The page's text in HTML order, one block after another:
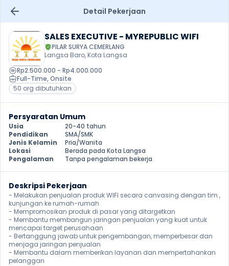
Detail Pekerjaan
SALES EXECUTIVE - MYREPUBLIC WIFI
PILAR SURYA CEMERLANG
Langsa Baro, Kota Langsa
Rp2.500.000 - Rp4.000.000
Full-Time, Onsite
50 org dibutuhkan
Persyaratan Umum
Usia
20-40 tahun
Pendidikan
SMA/SMK
Jenis Kelamin
Pria/Wanita
Lokasi
Berada pada Kota Langsa
Pengalaman
Tanpa pengalaman bekerja
Deskripsi Pekerjaan
- Melakukan penjualan produk WIFI secara canvasing dengan tim ,
kunjungan ke rumah-rumah
- Mempromosikan produk di pasar yang ditargetkan
- Membantu membangun jaringan penjualan yang kuat untuk
mencapai target perusahaan
- Bertanggung jawab untuk pengembangan, memperbesar dan
menjaga jaringan penjualan
- Membantu dalam memberikan layanan dan mempertahankan
pelanggan